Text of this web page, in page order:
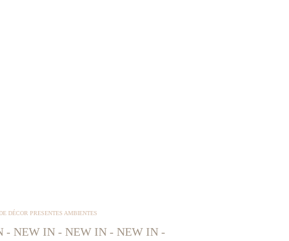
DÉCOR PRESENTES AMBIENTES
- NEW IN - NEW IN - NEW IN -